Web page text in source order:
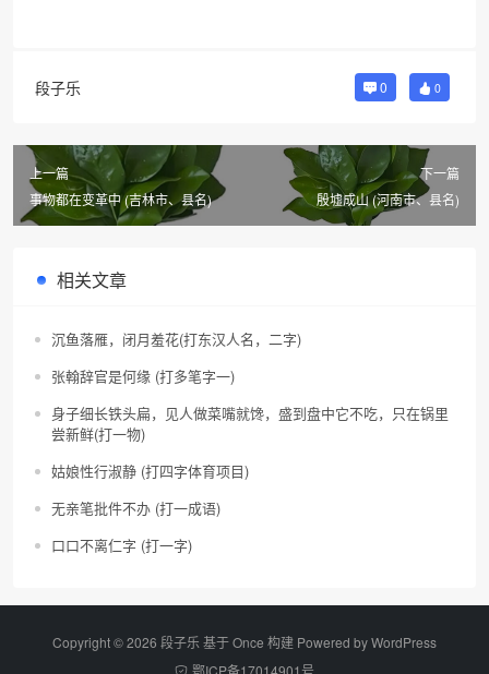
段子乐 0 0
上一篇
事物都在变革中 (吉林市、县名)
下一篇
殷墟成山 (河南市、县名)
相关文章
沉鱼落雁，闭月羞花(打东汉人名，二字)
张翰辞官是何缘 (打多笔字一)
身子细长铁头扁，见人做菜嘴就馋，盛到盘中它不吃，只在锅里
尝新鲜(打一物)
姑娘性行淑静 (打四字体育项目)
无亲笔批件不办 (打一成语)
口口不离仁字 (打一字)
Copyright © 2026 段子乐 基于 Once 构建 Powered byWordPress
鄂ICP备17014901号